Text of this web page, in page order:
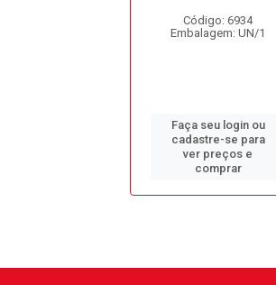
Código: 6934
Embalagem: UN/1
Faça seu login ou
cadastre-se para
ver preços e
comprar